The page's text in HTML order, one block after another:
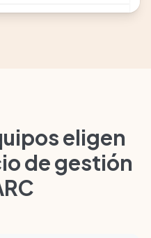
eligen
de gestión